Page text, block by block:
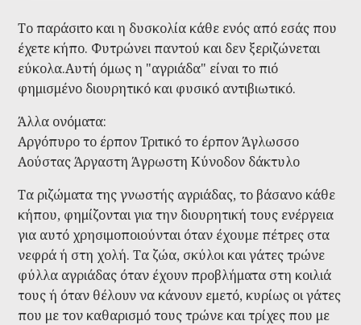
Το παράσιτο και η δυσκολία κάθε ενός από εσάς που
έχετε κήπο. Φυτρώνει παντού και δεν ξεριζώνεται
εύκολα.Αυτή όμως η "αγριάδα" είναι το πιό
φημισμένο διουρητικό και φυσικό αντιβιωτικό.
Άλλα ονόματα:
Αργόπυρο το έρπον Τριτικό το έρπον Άγλωσσο
Αούστας Άργαστη Άγρωστη Κύνοδον δάκτυλο
Τα ριζώματα της γνωστής αγριάδας, το βάσανο κάθε
κήπου, φημίζονται για την διουρητική τους ενέργεια
για αυτό χρησιμοποιούνται όταν έχουμε πέτρες στα
νεφρά ή στη χολή. Τα ζώα, σκύλοι και γάτες τρώνε
φύλλα αγριάδας όταν έχουν προβλήματα στη κοιλιά
τους ή όταν θέλουν να κάνουν εμετό, κυρίως οι γάτες
που με τον καθαρισμό τους τρώνε και τρίχες που με